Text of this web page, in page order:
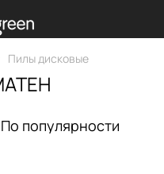
Пилы дисковые
По популярности